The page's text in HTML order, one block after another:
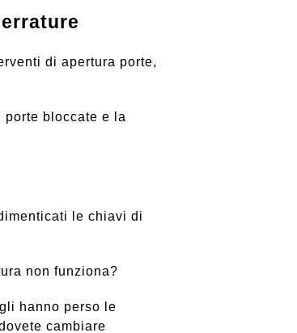
di apertura porte,
bloccate e la
le chiavi di
non funziona?
hanno perso le
cambiare